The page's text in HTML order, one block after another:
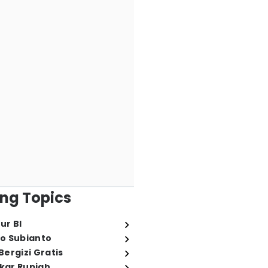
Topics
BI
Subianto
Gratis